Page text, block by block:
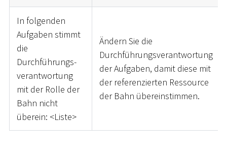
In folgenden
Aufgaben stimmt
die
Durchführungs-
verantwortung
mit der Rolle der
Bahn nicht
überein: <Liste>
Ändern Sie die
Durchführungsverantwortung
der Aufgaben, damit diese mit
der referenzierten Ressource
der Bahn übereinstimmen.